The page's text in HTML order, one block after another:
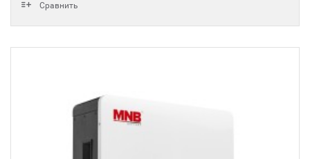
Сравнить